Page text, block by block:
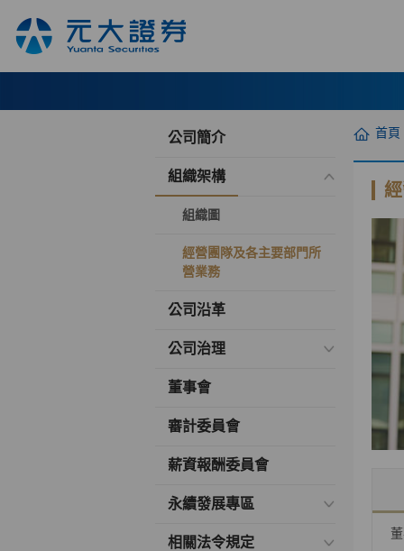
公司簡介
組織架構
組織圖
經營團隊及各主要部門所
營業務
公司沿革
公司治理
董事會
審計委員會
薪資報酬委員會
永續發展專區
相關法令規定
首頁